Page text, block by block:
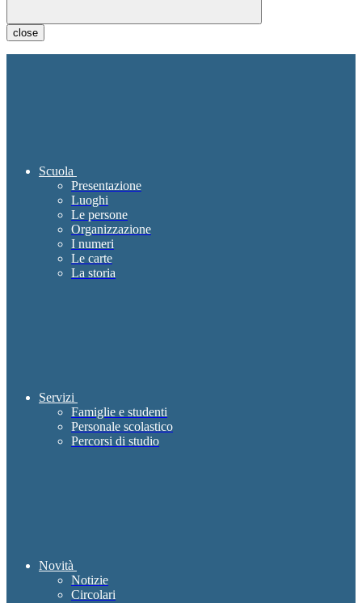
close
Scuola
Presentazione
Luoghi
Le persone
Organizzazione
I numeri
Le carte
La storia
Servizi
Famiglie e studenti
Personale scolastico
Percorsi di studio
Novità
Notizie
Circolari